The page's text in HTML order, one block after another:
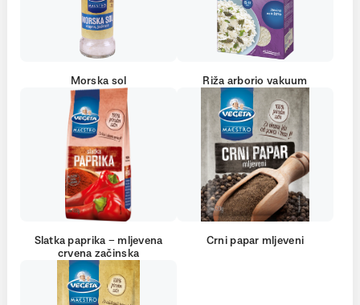
Morska sol Riža arborio vakuum
Slatka paprika – mljevena
crvena začinska
Crni papar mljeveni